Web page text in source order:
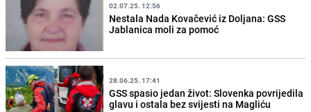
02.07.25. 12:56
Nestala Nada Kovačević iz Doljana: GSS
Jablanica moli za pomoć
28.06.25. 17:41
GSS spasio jedan život: Slovenka povrijedila
glavu i ostala bez svijesti na Magliću